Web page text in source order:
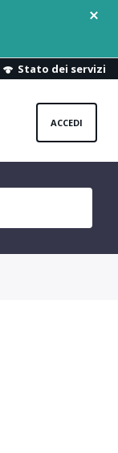
Stato dei servizi
ACCEDI